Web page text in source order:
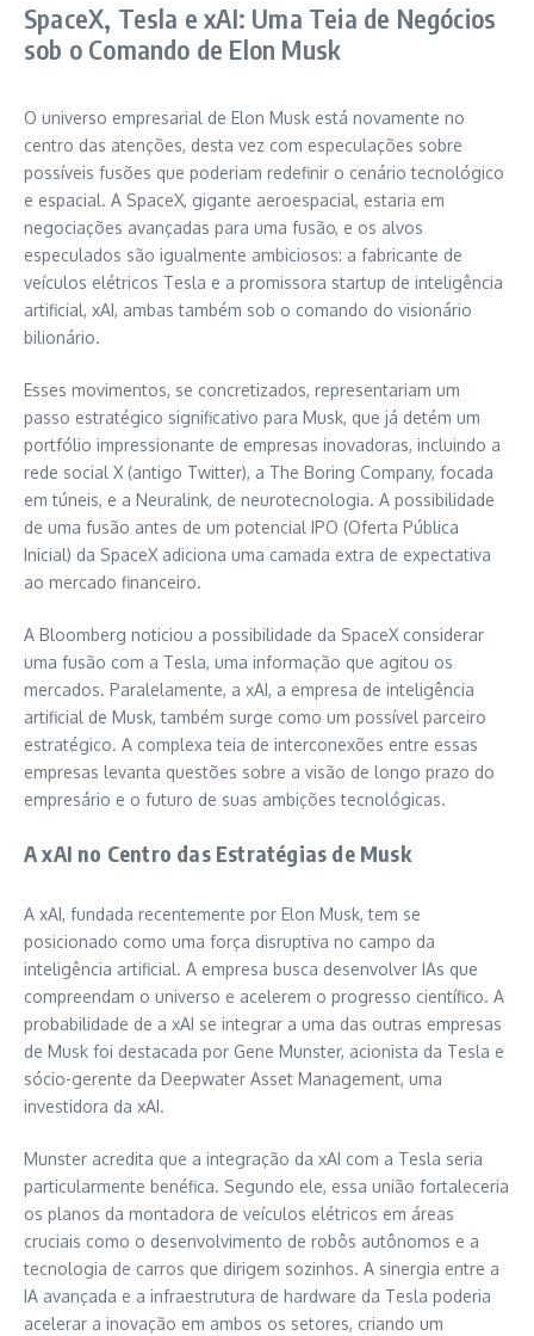
SpaceX, Tesla e xAI: Uma Teia de Negócios
sob o Comando de Elon Musk
O universo empresarial de Elon Musk está novamente no
centro das atenções, desta vez com especulações sobre
possíveis fusões que poderiam redefinir o cenário tecnológico
e espacial. A SpaceX, gigante aeroespacial, estaria em
negociações avançadas para uma fusão, e os alvos
especulados são igualmente ambiciosos: a fabricante de
veículos elétricos Tesla e a promissora startup de inteligência
artificial, xAI, ambas também sob o comando do visionário
bilionário.
Esses movimentos, se concretizados, representariam um
passo estratégico significativo para Musk, que já detém um
portfólio impressionante de empresas inovadoras, incluindo a
rede social X (antigo Twitter), a The Boring Company, focada
em túneis, e a Neuralink, de neurotecnologia. A possibilidade
de uma fusão antes de um potencial IPO (Oferta Pública
Inicial) da SpaceX adiciona uma camada extra de expectativa
ao mercado financeiro.
A Bloomberg noticiou a possibilidade da SpaceX considerar
uma fusão com a Tesla, uma informação que agitou os
mercados. Paralelamente, a xAI, a empresa de inteligência
artificial de Musk, também surge como um possível parceiro
estratégico. A complexa teia de interconexões entre essas
empresas levanta questões sobre a visão de longo prazo do
empresário e o futuro de suas ambições tecnológicas.
A xAI no Centro das Estratégias de Musk
A xAI, fundada recentemente por Elon Musk, tem se
posicionado como uma força disruptiva no campo da
inteligência artificial. A empresa busca desenvolver IAs que
compreendam o universo e acelerem o progresso científico. A
probabilidade de a xAI se integrar a uma das outras empresas
de Musk foi destacada por Gene Munster, acionista da Tesla e
sócio-gerente da Deepwater Asset Management, uma
investidora da xAI.
Munster acredita que a integração da xAI com a Tesla seria
particularmente benéfica. Segundo ele, essa união fortaleceria
os planos da montadora de veículos elétricos em áreas
cruciais como o desenvolvimento de robôs autônomos e a
tecnologia de carros que dirigem sozinhos. A sinergia entre a
IA avançada e a infraestrutura de hardware da Tesla poderia
acelerar a inovação em ambos os setores, criando um